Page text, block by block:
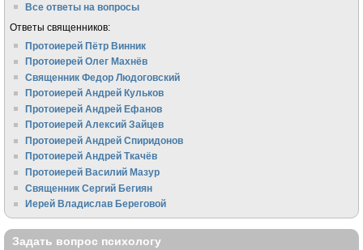
Все ответы на вопросы
Ответы священников:
Протоиерей Пётр Винник
Протоиерей Олег Махнёв
Священник Федор Людоговский
Протоиерей Андрей Кульков
Протоиерей Андрей Ефанов
Протоиерей Алексий Зайцев
Протоиерей Андрей Спиридонов
Протоиерей Андрей Ткачёв
Протоиерей Василий Мазур
Священник Сергий Бегиян
Иерей Владислав Береговой
Задать вопрос психологу